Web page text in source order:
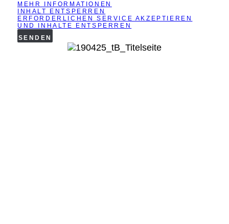
MEHR INFORMATIONEN
INHALT ENTSPERREN
ERFORDERLICHEN SERVICE AKZEPTIEREN
UND INHALTE ENTSPERREN
SENDEN